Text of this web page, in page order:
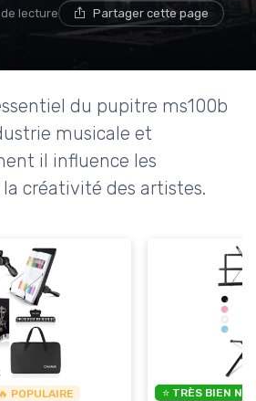
de lecture Partager cette page
du pupitre ms100b
musicale et
il influence les
créativité des artistes.
🔥 POPULAIRE ⭐ TRÈS BIEN